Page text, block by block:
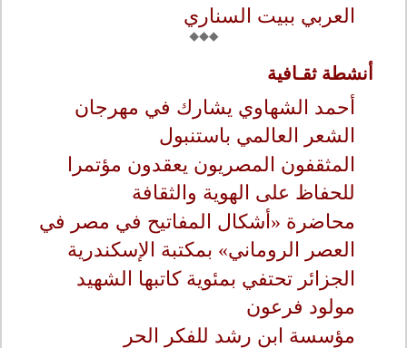
العربي ببيت السناري
أنشطة ثقـافية
أحمد الشهاوي يشارك في مهرجان
الشعر العالمي باستنبول
المثقفون المصريون يعقدون مؤتمرا
للحفاظ على الهوية والثقافة
محاضرة «أشكال المفاتيح في مصر في
العصر الروماني» بمكتبة الإسكندرية
الجزائر تحتفي بمئوية كاتبها الشهيد
مولود فرعون
مؤسسة ابن رشد للفكر الحر